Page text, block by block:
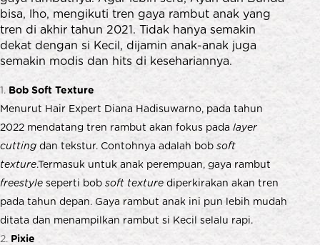
bisa, lho, mengikuti tren gaya rambut anak yang
tren di akhir tahun 2021. Tidak hanya semakin
dekat dengan si Kecil, dijamin anak-anak juga
semakin modis dan hits di kesehariannya.
Bob Soft Texture
Menurut Hair Expert Diana Hadisuwarno, pada tahun
2022 mendatang tren rambut akan fokus pada layer
cutting dan tekstur. Contohnya adalah bob soft
texture.Termasuk untuk anak perempuan, gaya rambut
freestyle seperti bob soft texture diperkirakan akan tren
pada tahun depan. Gaya rambut anak ini pun lebih mudah
ditata dan menampilkan rambut si Kecil selalu rapi.
Pixie